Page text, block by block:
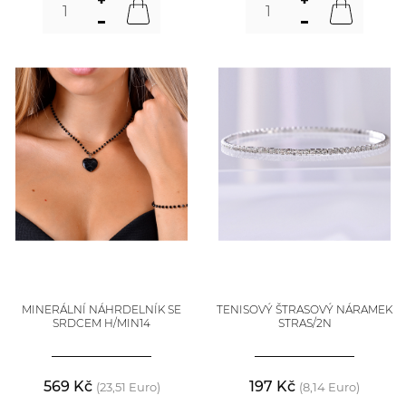
MINERÁLNÍ NÁHRDELNÍK SE
SRDCEM H/MIN14
569 Kč (23,51 Euro)
TENISOVÝ ŠTRASOVÝ NÁRAMEK
STRAS/2N
197 Kč (8,14 Euro)